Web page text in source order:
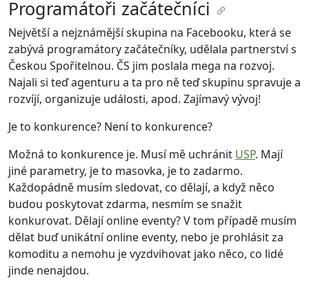
Programátoři začátečníci
Největší a nejznámější skupina na Facebooku, která se
zabývá programátory začátečníky, udělala partnerství s
Českou Spořitelnou. ČS jim poslala mega na rozvoj.
Najali si teď agenturu a ta pro ně teď skupinu spravuje a
rozvíjí, organizuje události, apod. Zajímavý vývoj!
Je to konkurence? Není to konkurence?
Možná to konkurence je. Musí mě uchránit USP. Mají
jiné parametry, je to masovka, je to zadarmo.
Každopádně musím sledovat, co dělají, a když něco
budou poskytovat zdarma, nesmím se snažit
konkurovat. Dělají online eventy? V tom případě musím
dělat buď unikátní online eventy, nebo je prohlásit za
komoditu a nemohu je vyzdvihovat jako něco, co lidé
jinde nenajdou.